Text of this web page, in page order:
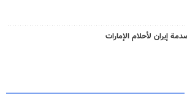
إيران لأحلام الإمارات